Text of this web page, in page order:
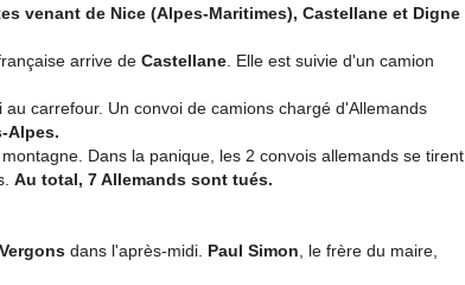
venant de Nice (Alpes-Maritimes), Castellane et Digne
arrive de Castellane . Elle est suivie d'un camion
carrefour. Un convoi de camions chargé d'Allemands
Alpes.
Dans la panique, les 2 convois allemands se tirent
Au total, 7 Allemands sont tués.
Vergons dans l'après-midi. Paul Simon , le frère du maire,